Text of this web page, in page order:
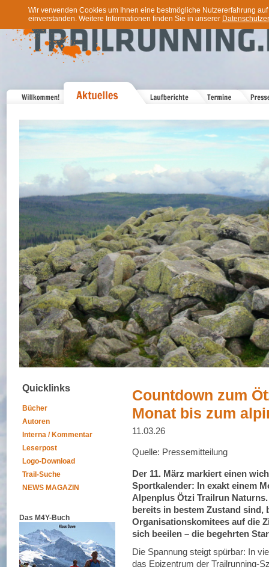
Wir verwenden Cookies um Ihnen eine bestmögliche Nutzererfahrung
einverstanden. Weitere Informationen finden Sie in unserer
Quicklinks
Bücher
Autoren
Interna / Kommentar
Leserpost
Logo-Download
Trail-Suche
NEWS MAGAZIN
Das M4Y-Buch
Countdown zum
Monat bis zum
11.03.26
Quelle: Pressemitteilung
Der 11. März markiert einen
Sportkalender: In exakt einem
Alpenplus Ötzi Trailrun
bereits in bestem Zustand sind,
Organisationskomitees auf die
sich beeilen – die begehrten
Die Spannung steigt spürbar: In
das Epizentrum der Trailrunning-